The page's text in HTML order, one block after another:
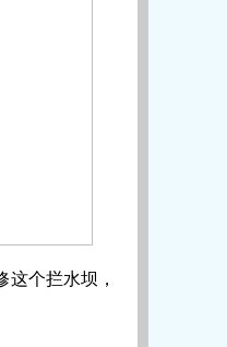
个拦水坝，